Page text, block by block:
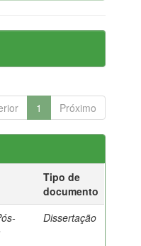
1 Próximo
Tipo de
documento
Dissertação